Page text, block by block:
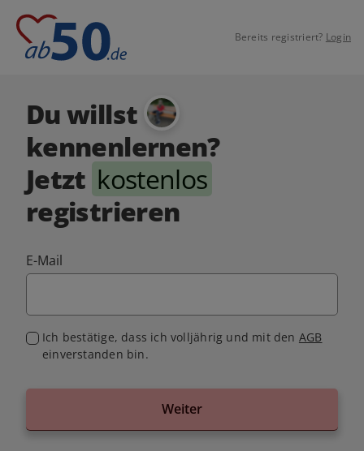
Bereits registriert? Login
Du willst
kennenlernen?
Jetzt kostenlos
registrieren
E-Mail
Ich bestätige, dass ich volljährig und mit den AGB
einverstanden bin.
Weiter